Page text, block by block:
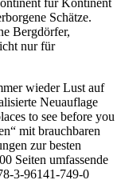
Schätze.
Bergdörfer,
nur für
wieder Lust auf
Neuauflage
to see before you
mit brauchbaren
zur besten
Seiten umfassende
3-96141-749-0